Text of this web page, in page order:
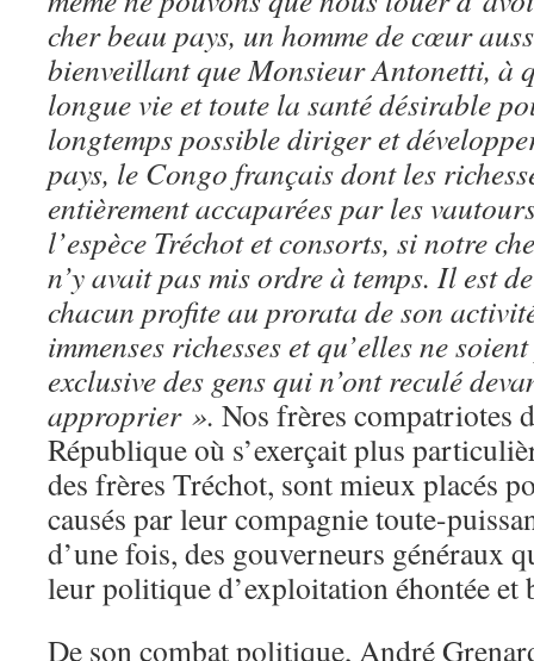
cher beau pays, un homme de cœur
bienveillant que Monsieur Antonetti, à
longue vie et toute la santé désirable
longtemps possible diriger et
pays, le Congo français dont les
entièrement accaparées par les
l’espèce Tréchot et consorts, si notre
n’y avait pas mis ordre à temps. Il est
chacun profite au prorata de son
immenses richesses et qu’elles ne
exclusive des gens qui n’ont reculé
approprier ». Nos frères compatriotes
République où s’exerçait plus
des frères Tréchot, sont mieux placés
causés par leur compagnie toute-
d’une fois, des gouverneurs généraux
leur politique d’exploitation éhontée et
De son combat politique, André